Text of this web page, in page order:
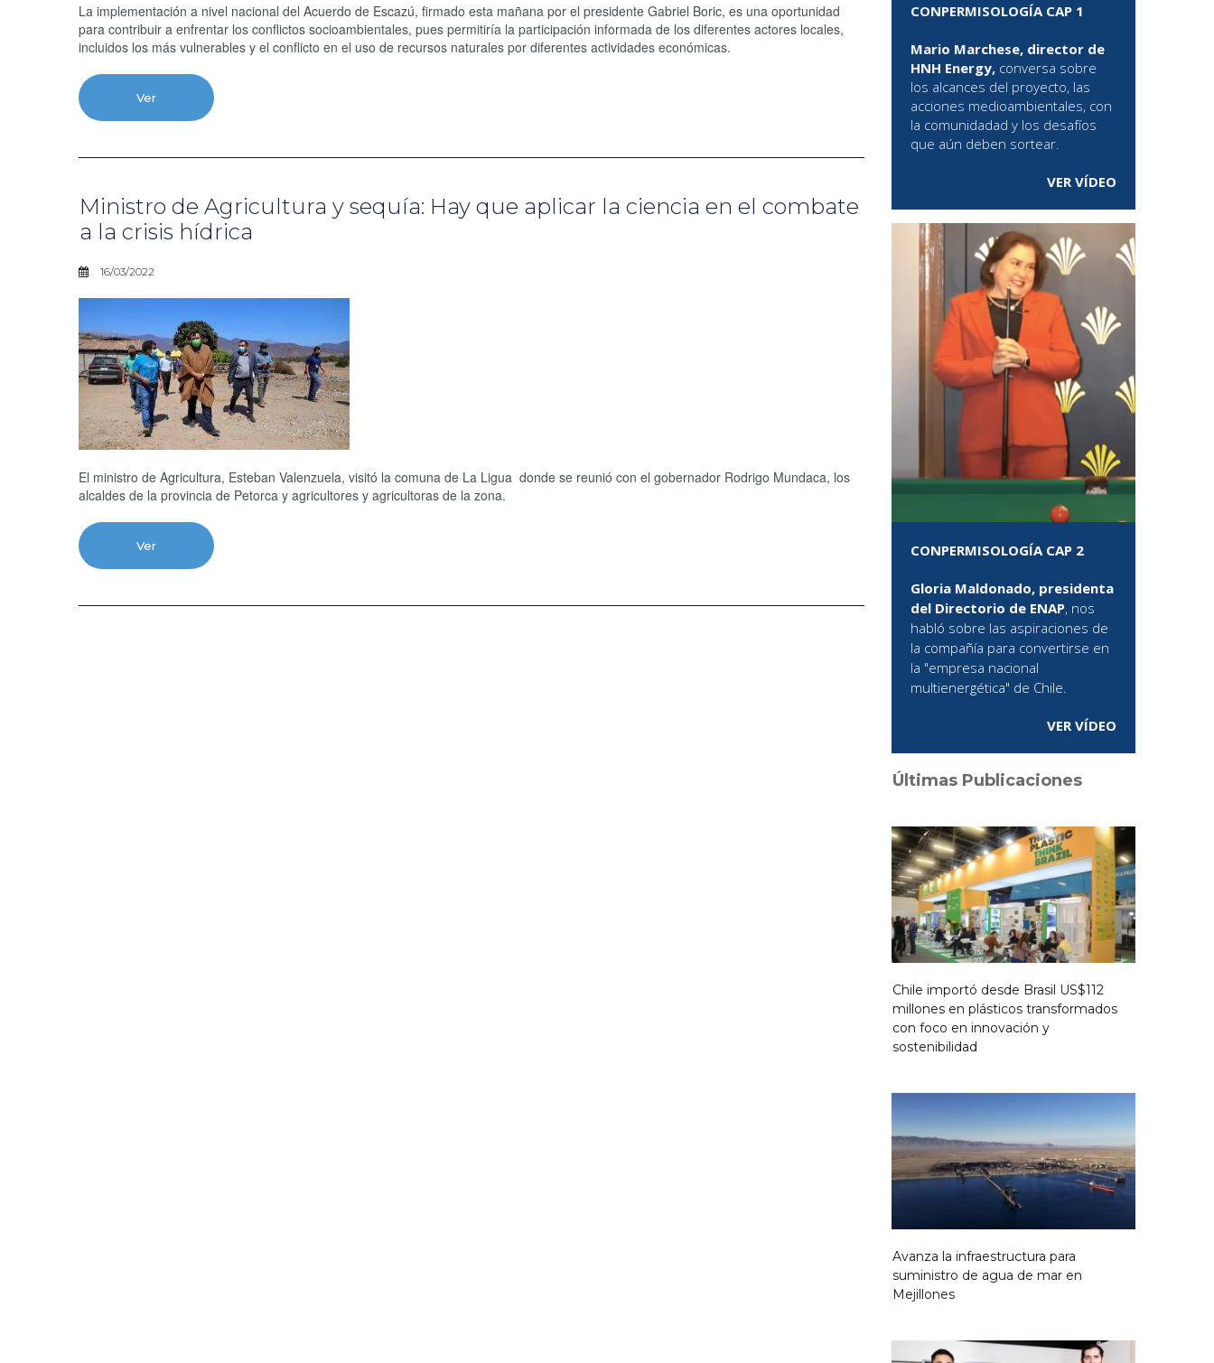
La implementación a nivel nacional del Acuerdo de Escazú, firmado esta mañana por el presidente Gabriel Boric, es una oportunidad
para contribuir a enfrentar los conflictos socioambientales, pues permitiría la participación informada de los diferentes actores locales,
incluidos los más vulnerables y el conflicto en el uso de recursos naturales por diferentes actividades económicas.
Ver
Ministro de Agricultura y sequía: Hay que aplicar la ciencia en el combate
a la crisis hídrica
16/03/2022
El ministro de Agricultura, Esteban Valenzuela, visitó la comuna de La Ligua donde se reunió con el gobernador Rodrigo Mundaca, los
alcaldes de la provincia de Petorca y agricultores y agricultoras de la zona.
Ver
CONPERMISOLOGÍA CAP 1
Mario Marchese, director de
HNH Energy, conversa sobre
los alcances del proyecto, las
acciones medioambientales, con
la comunidadad y los desafíos
que aún deben sortear.
VER VÍDEO
CONPERMISOLOGÍA CAP 2
Gloria Maldonado, presidenta
del Directorio de ENAP, nos
habló sobre las aspiraciones de
la compañía para convertirse en
la "empresa nacional
multienergética" de Chile.
VER VÍDEO
Últimas Publicaciones
Chile importó desde Brasil US$112
millones en plásticos transformados
con foco en innovación y
sostenibilidad
Avanza la infraestructura para
suministro de agua de mar en
Mejillones